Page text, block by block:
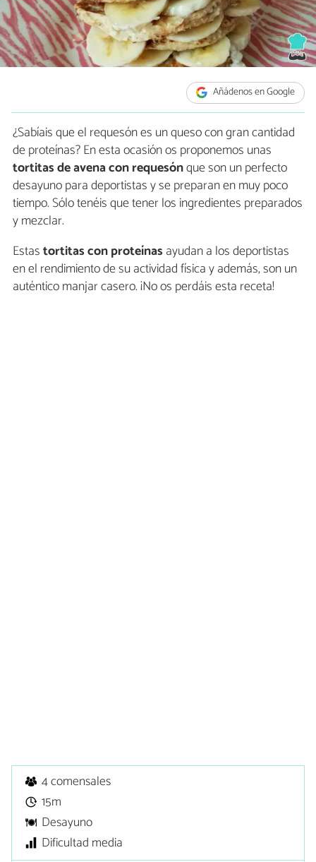
Añádenos en Google
¿Sabíais que el requesón es un queso con gran cantidad
de proteínas? En esta ocasión os proponemos unas
tortitas de avena con requesónque son un perfecto
desayuno para deportistas y se preparan en muy poco
tiempo. Sólo tenéis que tener los ingredientes preparados
y mezclar.
Estastortitas con proteínas ayudan a los deportistas
en el rendimiento de su actividad física y además, son un
auténtico manjar casero. ¡No os perdáis esta receta!
4 comensales
15m
Desayuno
Dificultad media